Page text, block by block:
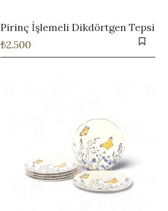
Pirinç İşlemeli Dikdörtgen Tepsi
₺2.500